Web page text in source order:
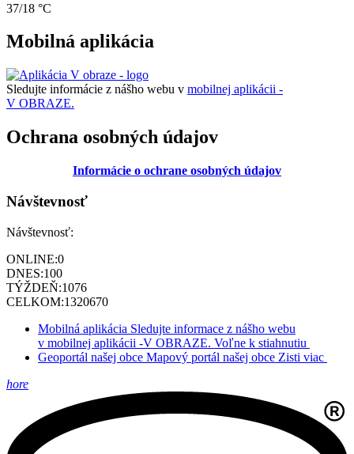
37/18 °C
Mobilná aplikácia
Sledujte informácie z nášho webu v mobilnej aplikácii -
V OBRAZE.
Ochrana osobných údajov
Informácie o ochrane osobných údajov
Návštevnosť
Návštevnosť:
ONLINE:0
DNES:100
TÝŽDEŇ:1076
CELKOM:1320670
Mobilná aplikácia Sledujte informace z nášho webu
v mobilnej aplikácii -V OBRAZE. Voľne k stiahnutiu
Geoportál našej obce Mapový portál našej obce Zisti viac
hore